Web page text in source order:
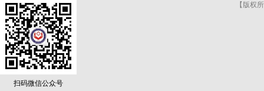
扫码微信公众号
【版权